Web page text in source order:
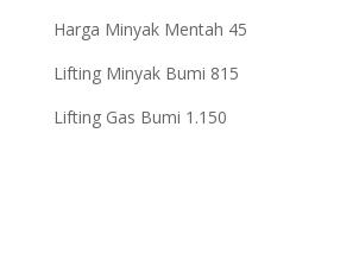
Harga Minyak Mentah 45
Lifting Minyak Bumi 815
Lifting Gas Bumi 1.150